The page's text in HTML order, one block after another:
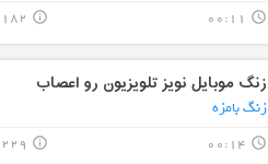
query_builder
00:11 182 کیلوبایت info_outline
زنگ موبایل نویز تلویزیون رو اعصاب
زنگ بامزه
query_builder
00:14 229 کیلوبایت info_outline